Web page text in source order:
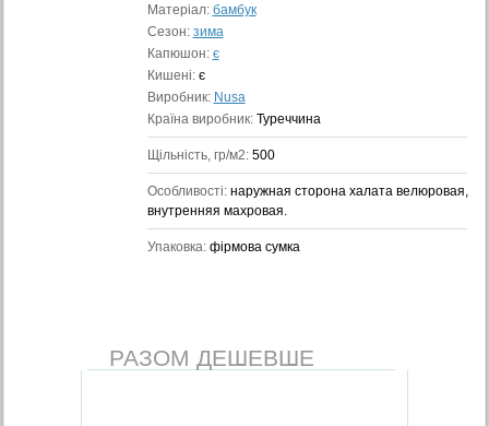
Матеріал: бамбук
Сезон: зима
Капюшон: є
Кишені: є
Виробник: Nusa
Країна виробник: Туреччина
Щільність, гр/м2: 500
Особливості: наружная сторона халата велюровая,
внутренняя махровая.
Упаковка: фірмова сумка
РАЗОМ ДЕШЕВШЕ